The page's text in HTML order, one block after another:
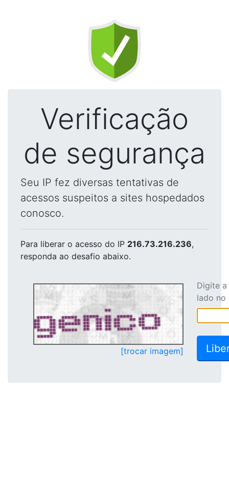
Verificação
de segurança
Seu IP fez diversas tentativas de
acessos suspeitos a sites hospedados
conosco.
Para liberar o acesso do IP 216.73.216.236,
responda ao desafio abaixo.
[trocar imagem]
Digite
lado no